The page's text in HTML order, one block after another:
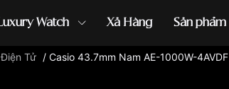
Luxury Watch Xả Hàng Sản phẩm
Tử / Casio 43.7mm Nam AE-1000W-4AVDF